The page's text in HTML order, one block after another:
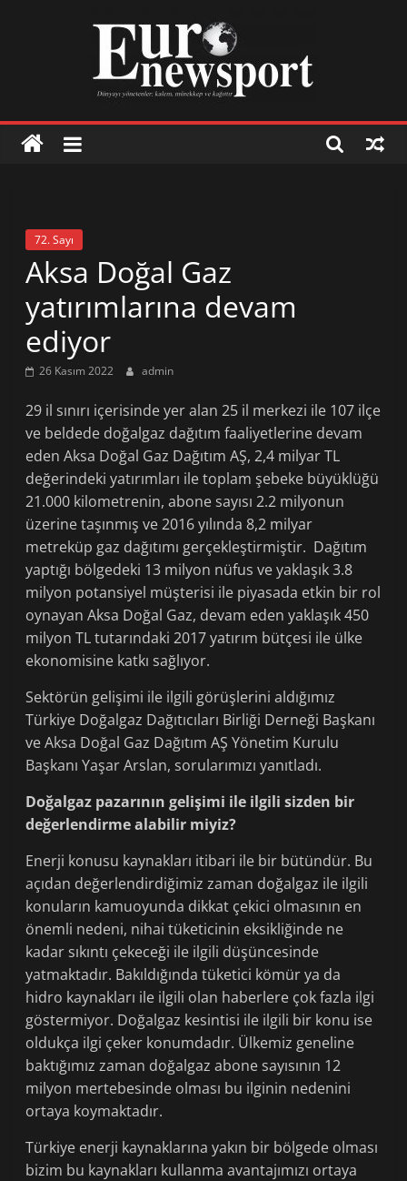
Euronewsport
dünyasından
haberler
dünyasından
haberler
72. Sayı
Aksa Doğal Gaz
yatırımlarına devam
ediyor
26 Kasım 2022 admin
29 il sınırı içerisinde yer alan 25 il merkezi ile 107 ilçe
ve beldede doğalgaz dağıtım faaliyetlerine devam
eden Aksa Doğal Gaz Dağıtım AŞ, 2,4 milyar TL
değerindeki yatırımları ile toplam şebeke büyüklüğü
21.000 kilometrenin, abone sayısı 2.2 milyonun
üzerine taşınmış ve 2016 yılında 8,2 milyar
metreküp gaz dağıtımı gerçekleştirmiştir. Dağıtım
yaptığı bölgedeki 13 milyon nüfus ve yaklaşık 3.8
milyon potansiyel müşterisi ile piyasada etkin bir rol
oynayan Aksa Doğal Gaz, devam eden yaklaşık 450
milyon TL tutarındaki 2017 yatırım bütçesi ile ülke
ekonomisine katkı sağlıyor.
Sektörün gelişimi ile ilgili görüşlerini aldığımız
Türkiye Doğalgaz Dağıtıcıları Birliği Derneği Başkanı
ve Aksa Doğal Gaz Dağıtım AŞ Yönetim Kurulu
Başkanı Yaşar Arslan, sorularımızı yanıtladı.
Doğalgaz pazarının gelişimi ile ilgili sizden bir
değerlendirme alabilir miyiz?
Enerji konusu kaynakları itibari ile bir bütündür. Bu
açıdan değerlendirdiğimiz zaman doğalgaz ile ilgili
konuların kamuoyunda dikkat çekici olmasının en
önemli nedeni, nihai tüketicinin eksikliğinde ne
kadar sıkıntı çekeceği ile ilgili düşüncesinde
yatmaktadır. Bakıldığında tüketici kömür ya da
hidro kaynakları ile ilgili olan haberlere çok fazla ilgi
göstermiyor. Doğalgaz kesintisi ile ilgili bir konu ise
oldukça ilgi çeker konumdadır. Ülkemiz geneline
baktığımız zaman doğalgaz abone sayısının 12
milyon mertebesinde olması bu ilginin nedenini
ortaya koymaktadır.
Türkiye enerji kaynaklarına yakın bir bölgede olması
bizim bu kaynakları kullanma avantajımızı ortaya